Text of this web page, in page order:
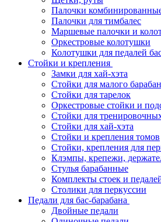
Палочки
Палочки для тимбалес
Маршевые палочки и
Оркестровые колотушки
Колотушки для педалей
Стойки и крепления
Замки для хай-хэта
Стойки для малого
Стойки для тарелок
Оркестровые стойки и
Стойки для
Стойки для хай-хэта
Стойки и крепления томов
Стойки, крепления для
Клэмпы, крепежи,
Стулья барабанные
Комплекты стоек и
Столики для перкуссии
Педали для бас-барабана
Двойные педали